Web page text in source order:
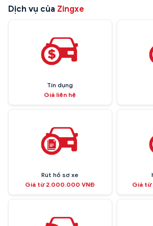
Dịch vụ của Zingxe
Tín dụng
Giá liên hệ
Rút hồ sơ xe
Giá từ 2.000.000 VNĐ
Giá từ